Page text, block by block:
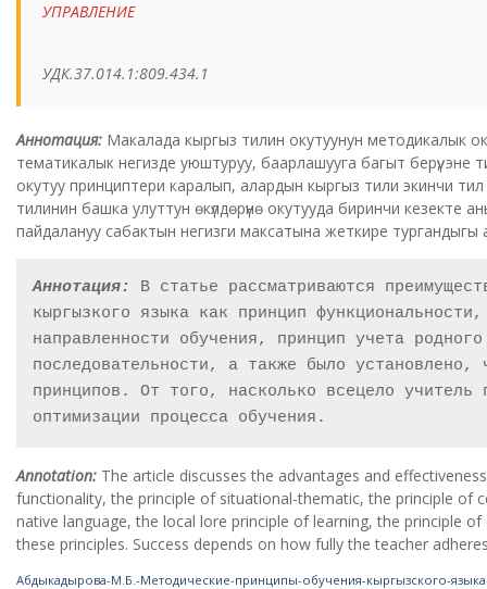
УПРАВЛЕНИЕ
УДК.37.014.1:809.434.1
Аннотация: Макалада кыргыз тилин окутуунун методикалык
тематикалык негизде уюштуруу, баарлашууга багыт берүү, эне
окутуу принциптери каралып, алардын кыргыз тили экинчи тил
тилинин башка улуттун өкүлдөрүнө окутууда биринчи
пайдалануу сабактын негизги максатына жеткире тургандыгы
Аннотация: В статье рассматриваются
кыргызкого языка как принцип
направленности обучения, принцип учета
последовательности, а также было
принципов. От того, насколько всецело учитель
оптимизации процесса обучения.
Annotation: The article discusses the advantages and
functionality, the principle of situational-thematic, the principle
native language, the local lore principle of learning, the principle
these principles. Success depends on how fully the teacher
Абдыкадырова-М.Б.-Методические-принципы-обучения-кыргызского-языка